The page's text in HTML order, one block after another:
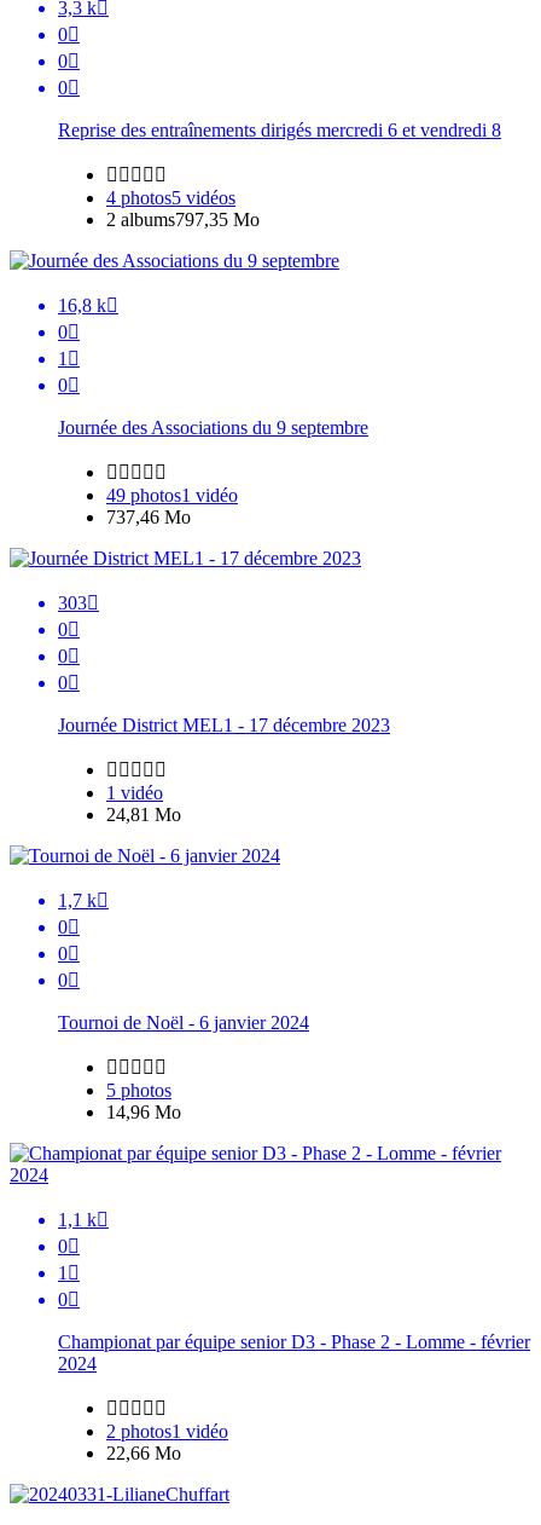
3,3 k
0
0
0
Reprise des entraînements dirigés mercredi 6 et vendredi 8
    
4 photos5 vidéos
2 albums797,35 Mo
16,8 k
0
1 
0
Journée des Associations du 9 septembre
    
49 photos1 vidéo
737,46 Mo
303
0
0
0
Journée District MEL1 - 17 décembre 2023
    
1 vidéo
24,81 Mo
1,7 k
0
0
0
Tournoi de Noël - 6 janvier 2024
    
5 photos
14,96 Mo
1,1 k
0
1 
0
Championat par équipe senior D3 - Phase 2 - Lomme - février
2024
    
2 photos1 vidéo
22,66 Mo